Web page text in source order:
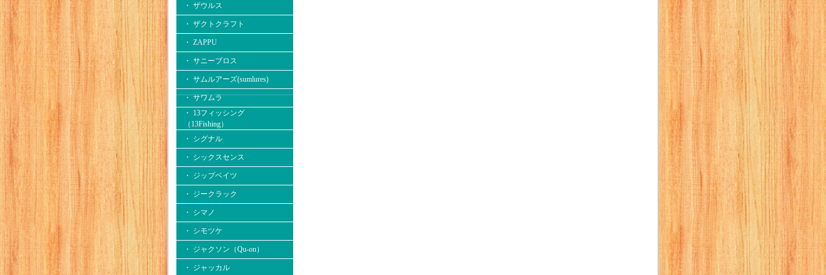
・ ザウルス
・ ザクトクラフト
・ ZAPPU
・ サニーブロス
・ サムルアーズ(sumlures)
・ サワムラ
・ 13フィッシング
（13Fishing）
・ シグナル
・ シックスセンス
・ ジップベイツ
・ ジークラック
・ シマノ
・ シモツケ
・ ジャクソン（Qu-on）
・ ジャッカル